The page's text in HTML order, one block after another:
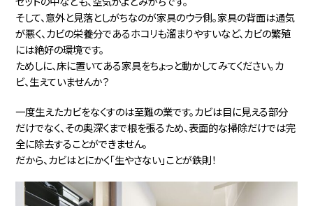
そして、意外と見落としがちなのが家具のウラ側。家具の背面は通気
が悪く、カビの栄養分であるホコリも溜まりやすいなど、カビの繁殖
には絶好の環境です。
ためしに、床に置いてある家具をちょっと動かしてみてください。カ
ビ、生えていませんか？
一度生えたカビをなくすのは至難の業です。カビは目に見える部分
だけでなく、その奥深くまで根を張るため、表面的な掃除だけでは完
全に除去することができません。
だから、カビはとにかく「生やさない」ことが鉄則！